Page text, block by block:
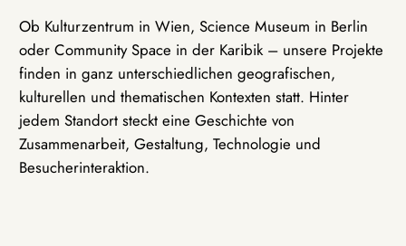
Ob Kulturzentrum in Wien, Science Museum in Berlin
oder Community Space in der Karibik – unsere Projekte
finden in ganz unterschiedlichen geografischen,
kulturellen und thematischen Kontexten statt. Hinter
jedem Standort steckt eine Geschichte von
Zusammenarbeit, Gestaltung, Technologie und
Besucherinteraktion.